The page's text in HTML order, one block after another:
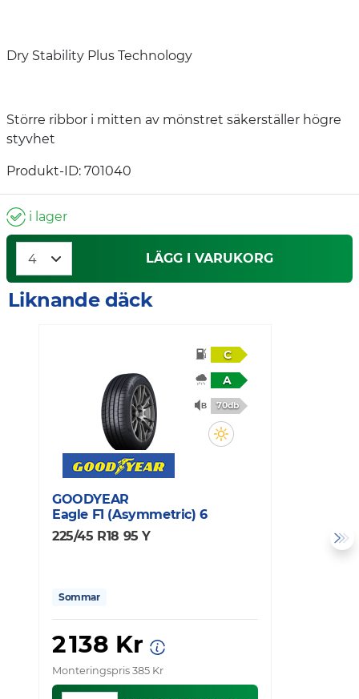
Dry Stability Plus Technology
Större ribbor i mitten av mönstret säkerställer högre
styvhet
Produkt-ID: 701040
i lager
LÄGG I VARUKORG
Liknande däck
C
A
70db
GOODYEAR
Eagle F1 (Asymmetric) 6
225/45 R18 95 Y
Sommar
2 138 Kr
Monteringspris 385 Kr